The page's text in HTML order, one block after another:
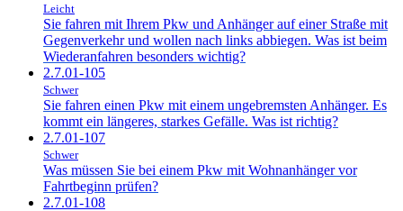
Leicht
Sie fahren mit Ihrem Pkw und Anhänger auf einer Straße mit
Gegenverkehr und wollen nach links abbiegen. Was ist beim
Wiederanfahren besonders wichtig?
2.7.01-105
Schwer
Sie fahren einen Pkw mit einem ungebremsten Anhänger. Es
kommt ein längeres, starkes Gefälle. Was ist richtig?
2.7.01-107
Schwer
Was müssen Sie bei einem Pkw mit Wohnanhänger vor
Fahrtbeginn prüfen?
2.7.01-108